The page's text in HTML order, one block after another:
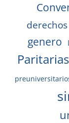
genero
Paritarias